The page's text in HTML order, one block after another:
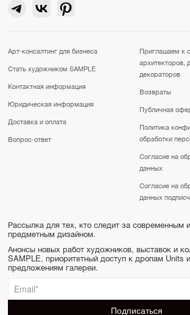
Арт-консалтинг для бизнеса
Стать художником SAMPLE
Контактная информация
Юридическая информация
Доставка и оплата
Вопрос-ответ
Приглашаем к
архитекторов,
декораторов
Возвраты
Публичная
Политика
обработки
Согласие на
данных
Согласие на
данных
Рассылка для тех, кто следит за современным
предметным дизайном.
Анонсы новых работ художников, выставок и
SAMPLE, приоритетный доступ к дропам Units
предложениям галереи.